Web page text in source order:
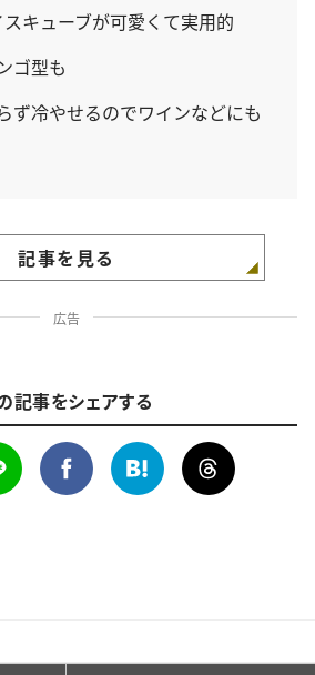
キューブが可愛くて実用的
ゴ型も
ず冷やせるのでワインなどにも
記事を見る
広告
記事をシェアする